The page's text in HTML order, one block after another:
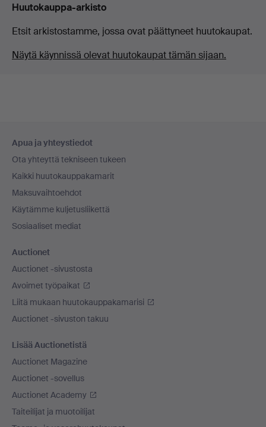
Huutokauppa-arkisto
Etsit arkistostamme, jossa ovat päättyneet huutokaupat.
Näytä käynnissä olevat huutokaupat tämän sijaan.
Apua ja yhteystiedot
Ota yhteyttä tekniseen tukeen
Kaikki huutokauppakamarit
Maksuvaihtoehdot
Käytämme kuljetusliikettä
Sosiaaliset mediat
Auctionet
Auctionet -sivustosta
Avoimet työpaikat
Liitä mukaan huutokauppakamarisi
Auctionet -sivuston takuu
Lisää Auctionetistä
Auctionet Magazine
Auctionet -sovellus
Auctionet Academy
Taiteilijat ja muotoilijat